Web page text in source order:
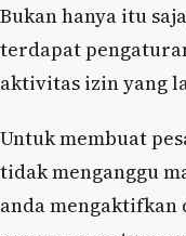
Bukan hanya itu
terdapat
aktivitas izin yang
Untuk membuat
tidak menganggu
anda mengaktifkan